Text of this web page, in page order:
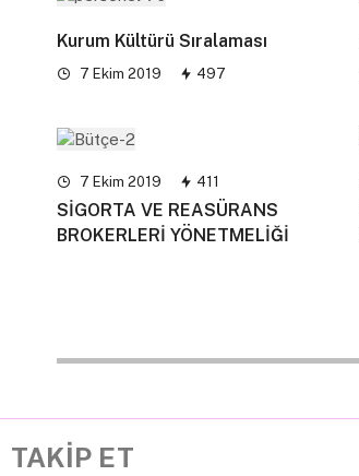
Kurum Kültürü Sıralaması
7 Ekim 2019 497
7 Ekim 2019 411
SİGORTA VE REASÜRANS
BROKERLERİ YÖNETMELİĞİ
TAKİP ET